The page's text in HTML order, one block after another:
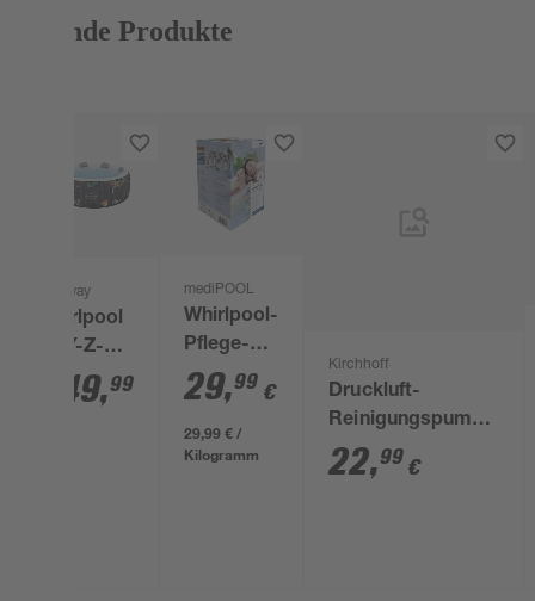
Passende Produkte
Bestway
Whirlpool
'LAY-Z-
SPA®
Martinique
449,99
mediPOOL
Whirlpool-
Pflege-
Set 7-
teilig
29,99 €
29,99 € /
Kilogramm
Kirchhoff
Druckluft-
Reinigungspumpe,
mit diversen
Aufsätzen
22,99 €